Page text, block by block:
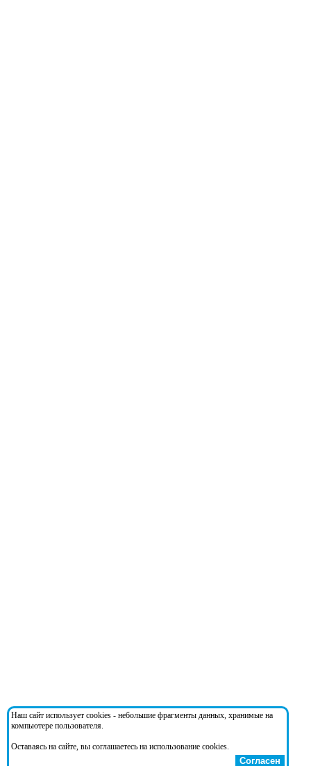
Наш сайт использует cookies - небольшие фрагменты данных, хранимые на
компьютере пользователя.
Оставаясь на сайте, вы соглашаетесь на использование cookies.
Согласен